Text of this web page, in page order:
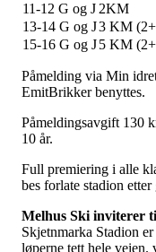
11-12 G og J 2KM
13-14 G og J3 KM
15-16 G og J5 KM
Påmelding via Min
EmitBrikker benyttes.
Påmeldingsavgift 130
10 år.
Full premiering i alle
bes forlate stadion
Melhus Ski inviterer
Skjetnmarka Stadion
løperne tett hele veien.